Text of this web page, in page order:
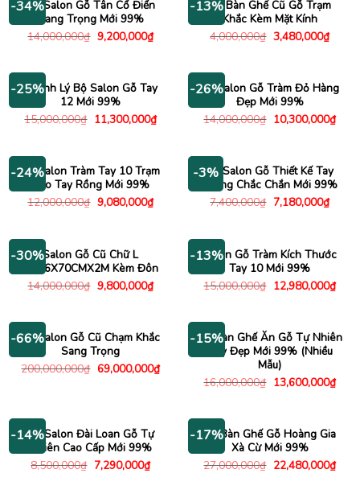
-34%Bộ Salon Gỗ Tân Cổ Điển
Sang Trọng Mới 99%
14,000,000₫ Giá
gốc
9,200,000₫Giá
hiện
9,200,000₫.
-13%Bộ Bàn Ghế Cũ Gỗ Trạm
Khắc Kèm Mặt Kính
4,000,000₫ Giá
gốc
3,480,000₫Giá
hiện
-25%
Thanh Lý Bộ Salon Gỗ Tay
12 Mới 99%
15,000,000₫ Giá
gốc
11,300,000₫Giá
hiện
11,300,000₫.
-26%
Bộ Salon Gỗ Tràm Đỏ Hàng
Đẹp Mới 99%
14,000,000₫ Giá
gốc
10,300,000₫Giá
hiện
-24%
Bộ Salon Tràm Tay 10 Trạm
Đào Tay Rồng Mới 99%
12,000,000₫ Giá
gốc
9,080,000₫Giá
hiện
9,080,000₫.
-3%Bộ Salon Gỗ Thiết Kế Tay
Vuông Chắc Chắn Mới 99%
7,400,000₫ Giá
gốc
7,180,000₫Giá
hiện
-30%Salon Gỗ Cũ Chữ L
2M76X70CMX2M Kèm Đôn
14,000,000₫ Giá
gốc
9,800,000₫Giá
hiện
9,800,000₫.
-13%
Salon Gỗ Tràm Kích Thước
Tay 10 Mới 99%
15,000,000₫ Giá
gốc
12,980,000₫Giá
hiện
-66%
Bộ Salon Gỗ Cũ Chạm Khắc
Sang Trọng
200,000,000₫ Giá
gốc
69,000,000₫Giá
hiện
-15%
Bộ Bàn Ghế Ăn Gỗ Tự Nhiên
Dày Đẹp Mới 99% (Nhiều
Mẫu)
16,000,000₫ Giá
gốc
13,600,000₫Giá
hiện
-14%Bộ Salon Đài Loan Gỗ Tự
Nhiên Cao Cấp Mới 99%
8,500,000₫ Giá
gốc
7,290,000₫Giá
hiện
-17%
Bộ Bàn Ghế Gỗ Hoàng Gia
Xà Cừ Mới 99%
27,000,000₫ Giá
gốc
22,480,000₫Giá
hiện